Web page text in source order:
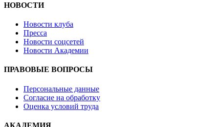
НОВОСТИ
Новости клуба
Пресса
Новости соцсетей
Новости Академии
ПРАВОВЫЕ ВОПРОСЫ
Персональные данные
Согласие на обработку
Оценка условий труда
АКАДЕМИЯ